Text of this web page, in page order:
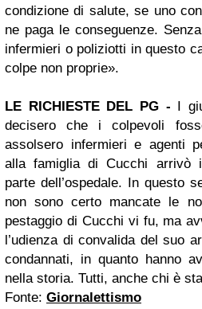
condizione di salute, se uno
ne paga le conseguenze.
infermieri o poliziotti in questo
colpe non proprie».
LE RICHIESTE DEL PG - I
decisero che i colpevoli
assolsero infermieri e agenti
alla famiglia di Cucchi arrivò
parte dell’ospedale. In questo
non sono certo mancate le
pestaggio di Cucchi vi fu, ma
l’udienza di convalida del suo
condannati, in quanto hanno
nella storia. Tutti, anche chi è
Fonte: Giornalettismo